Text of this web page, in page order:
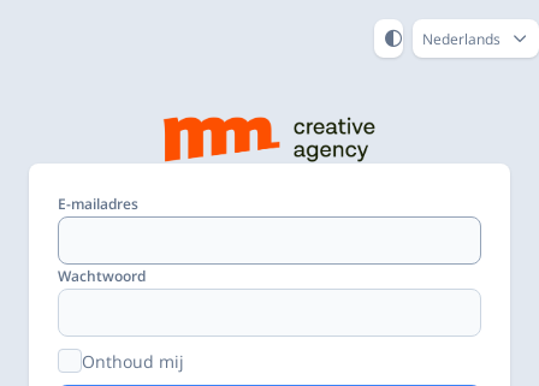
Nederlands
E-mailadres
Wachtwoord
Onthoud mij